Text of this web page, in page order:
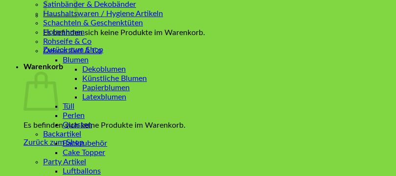
Es befinden sich keine Produkte im Warenkorb.
Zurück zum Shop
Warenkorb
Es befinden sich keine Produkte im Warenkorb.
Zurück zum Shop
Satinbänder & Dekobänder
Haushaltswaren / Hygiene Artikeln
Schachteln & Geschenktüten
Holzrahmen
Rohseife & Co
Dekoartikel & Co
Blumen
Dekoblumen
Künstliche Blumen
Papierblumen
Latexblumen
Tüll
Perlen
Quasten
Backartikel
Backzubehör
Cake Topper
Party Artikel
Luftballons